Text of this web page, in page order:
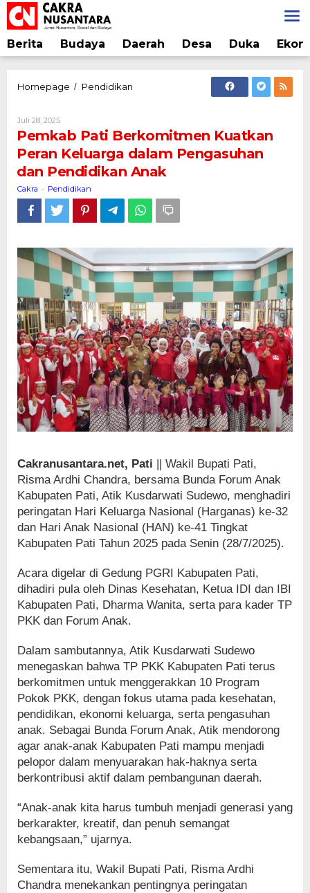
Lewati
ke
konten
Berita Budaya Daerah Desa Duka
Homepage / Pendidikan
Peran
Keluarga
dalam
dan
Pendidikan
Anak
Juli 28, 2025Oleh
Cakra
Pemkab Pati Berkomitmen Kuatkan
Peran Keluarga dalam Pengasuhan
dan Pendidikan Anak
Cakra - Pendidikan
Cakranusantara.net, Pati || Wakil Bupati Pati,
Risma Ardhi Chandra, bersama Bunda Forum Anak
Kabupaten Pati, Atik Kusdarwati Sudewo, menghadiri
peringatan Hari Keluarga Nasional (Harganas) ke-32
dan Hari Anak Nasional (HAN) ke-41 Tingkat
Kabupaten Pati Tahun 2025 pada Senin (28/7/2025).
Acara digelar di Gedung PGRI Kabupaten Pati,
dihadiri pula oleh Dinas Kesehatan, Ketua IDI dan IBI
Kabupaten Pati, Dharma Wanita, serta para kader TP
PKK dan Forum Anak.
Dalam sambutannya, Atik Kusdarwati Sudewo
menegaskan bahwa TP PKK Kabupaten Pati terus
berkomitmen untuk menggerakkan 10 Program
Pokok PKK, dengan fokus utama pada kesehatan,
pendidikan, ekonomi keluarga, serta pengasuhan
anak. Sebagai Bunda Forum Anak, Atik mendorong
agar anak-anak Kabupaten Pati mampu menjadi
pelopor dalam menyuarakan hak-haknya serta
berkontribusi aktif dalam pembangunan daerah.
“Anak-anak kita harus tumbuh menjadi generasi yang
berkarakter, kreatif, dan penuh semangat
kebangsaan,” ujarnya.
Sementara itu, Wakil Bupati Pati, Risma Ardhi
Chandra menekankan pentingnya peringatan